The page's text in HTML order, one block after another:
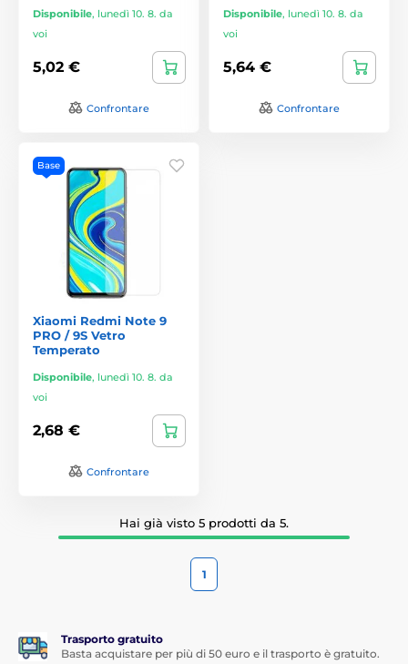
Disponibile, lunedì 10. 8. da
voi
5,02 €
Confrontare
Disponibile, lunedì 10. 8. da
voi
5,64 €
Confrontare
Base
Xiaomi Redmi Note 9
PRO / 9S Vetro
Temperato
Disponibile, lunedì 10. 8. da
voi
2,68 €
Confrontare
Hai già visto 5 prodotti da 5.
1
Trasporto gratuito
Basta acquistare per più di 50 euro e il trasporto è gratuito.